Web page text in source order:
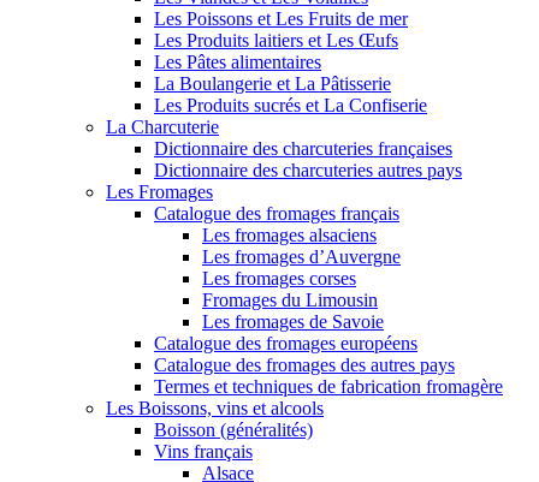
Les Poissons et Les Fruits de mer
Les Produits laitiers et Les Œufs
Les Pâtes alimentaires
La Boulangerie et La Pâtisserie
Les Produits sucrés et La Confiserie
La Charcuterie
Dictionnaire des charcuteries françaises
Dictionnaire des charcuteries autres pays
Les Fromages
Catalogue des fromages français
Les fromages alsaciens
Les fromages d’Auvergne
Les fromages corses
Fromages du Limousin
Les fromages de Savoie
Catalogue des fromages européens
Catalogue des fromages des autres pays
Termes et techniques de fabrication fromagère
Les Boissons, vins et alcools
Boisson (généralités)
Vins français
Alsace